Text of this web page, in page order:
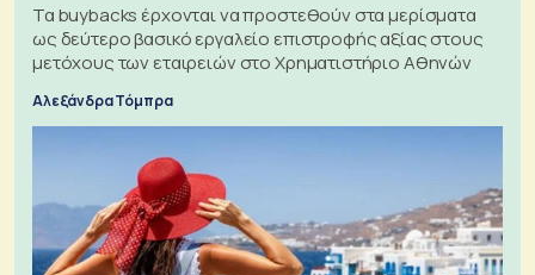
Τα buybacks έρχονται να προστεθούν στα μερίσματα
ως δεύτερο βασικό εργαλείο επιστροφής αξίας στους
μετόχους των εταιρειών στο Χρηματιστήριο Αθηνών
Αλεξάνδρα Τόμπρα